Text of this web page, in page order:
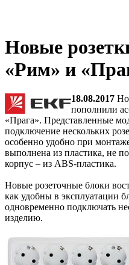
Новые
«Рим» и
18.08.2017
пополнили
«Прага». Представленные
подключение нескольких
особенно удобно при
выполнена из пластика, не
корпус – из ABS-пластика.
Новые розеточные блоки
как удобны в эксплуатации
одновременно подключать
изделию.